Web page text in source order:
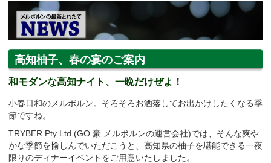
高知柚子、春の宴のご案内
和モダンな高知ナイト、一晩だけぜよ！
小春日和のメルボルン。そろそろお洒落してお出かけしたくなる季
節ですね。
TRYBER Pty Ltd (GO 豪 メルボルンの運営会社)では、そんな爽や
かな季節を愉しんでいただこうと、高知県の柚子を堪能できる一夜
限りのディナーイベントをご用意いたしました。